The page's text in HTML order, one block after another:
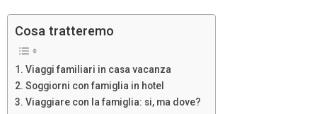
Cosa tratteremo
Viaggi familiari in casa vacanza
Soggiorni con famiglia in hotel
Viaggiare con la famiglia: si, ma dove?